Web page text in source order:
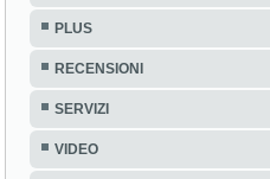
PLUS
RECENSIONI
SERVIZI
VIDEO